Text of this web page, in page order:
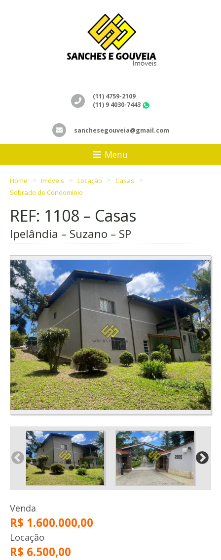
(11) 4759-2109
(11) 9 4030-7443
sanchesegouveia@gmail.com
Menu
Home Imóveis Locação
Casas
Sobrado de Condomínio
REF: 1108 – Casas
Ipelândia – Suzano – SP
Venda
R$ 1.600.000,00
Locação
R$ 6.500,00